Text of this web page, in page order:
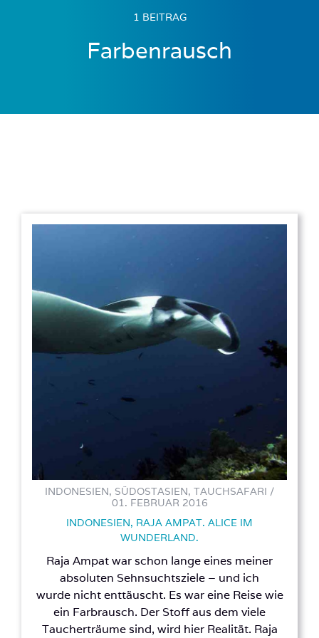
1 BEITRAG
Farbenrausch
INDONESIEN, SÜDOSTASIEN, TAUCHSAFARI /
01. FEBRUAR 2016
INDONESIEN, RAJA AMPAT. ALICE IM
WUNDERLAND.
Raja Ampat war schon lange eines meiner
absoluten Sehnsuchtsziele – und ich
wurde nicht enttäuscht. Es war eine Reise wie
ein Farbrausch. Der Stoff aus dem viele
Taucherträume sind, wird hier Realität. Raja